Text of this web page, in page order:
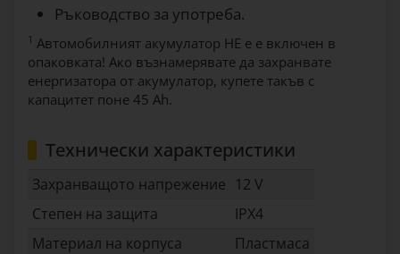
Ръководство за употреба.
1 Автомобилният акумулатор НЕ е е включен в
опаковката! Ако възнамерявате да захранвате
енергизатора от акумулатор, купете такъв с
капацитет поне 45 Ah.
Технически характеристики
Захранващото напрежение 12 V
Степен на защита
IPX4
Материал на корпуса
Пластмаса